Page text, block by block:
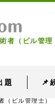
者（ビル管理
題 📌
（ビル管理士）